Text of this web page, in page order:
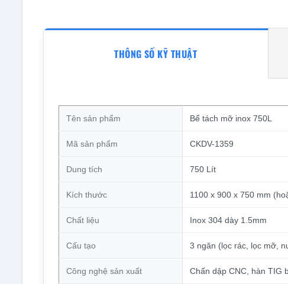
THÔNG SỐ KỸ THUẬT
Tên sản phẩm Bể tách mỡ inox 750L
Mã sản phẩm CKDV-1359
Dung tích 750 Lít
Kích thước 1100 x 900 x 750 mm
Chất liệu Inox 304 dày 1.5mm
Cấu tạo 3 ngăn (lọc rác, lọc mỡ,
Công nghệ sản xuất Chấn dập CNC, hàn TIG